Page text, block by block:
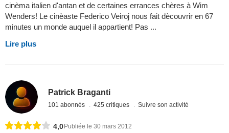
cinèma italien d'antan et de certaines errances chères à Wim
Wenders! Le cinèaste Federico Veiroj nous fait dècouvrir en 67
minutes un monde auquel il appartient! Pas ...
Lire plus
Patrick Braganti
101 abonnés 425 critiques Suivre son activité
4,0Publiée le 30 mars 2012